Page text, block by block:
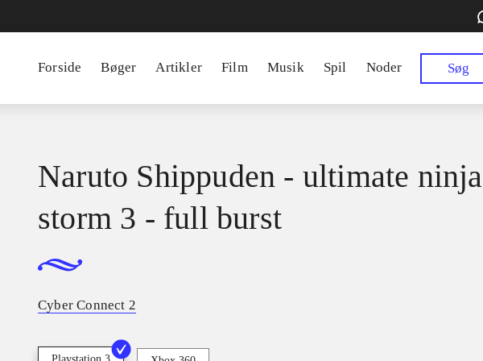
Forside Bøger Artikler Film Musik Spil Noder Søg
Naruto Shippuden - ultimate ninja
storm 3 - full burst
Cyber Connect 2